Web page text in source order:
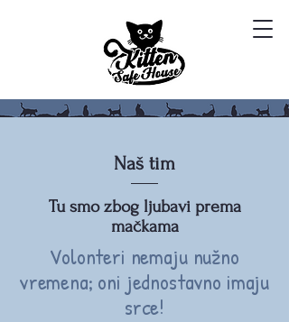
Naš tim
Tu smo zbog ljubavi prema
mačkama
Volonteri nemaju nužno
vremena; oni jednostavno imaju
srce!